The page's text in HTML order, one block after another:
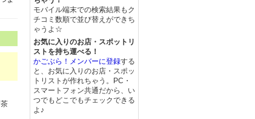
モバイル端末での検索結果もク
チコミ数順で並び替えができち
ゃうよ☆
お気に入りのお店・スポットリ
ストを持ち運べる！
かごぶら！メンバーに登録する
と、お気に入りのお店・スポッ
トリストが作れちゃう。PC・
スマートフォン共通だから、い
つでもどこでもチェックできる
よ♪